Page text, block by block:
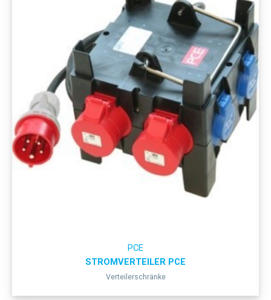
PCE
STROMVERTEILER PCE
Verteilerschränke